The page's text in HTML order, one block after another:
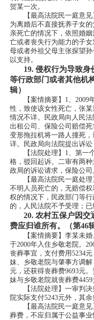
贺某一次。
【最高法院民一庭意见
为离婚后不直接抚养子女
亲死亡的情况下，依照婚
亡或者丧失行为能力的子
母或者外祖父母主张探望
以支持。
19. 侵权行为导致身
等行政部门或者其他机
辑）
【案情摘要】1、2009年
性，致使该女性死亡，张
情况不详。民政局向人民
出租公司、保险公司赔偿
变形拖拉机将一路人撞死
详。民政局向法院提出诉讼
【法院处理】1、第一个
格，驳回起诉。二审有两
政局的诉讼请求，保险公司
【最高法院民一庭处理
不明人员死亡的，无赔偿
权的情况下，民政部门等
的，人民法院不予受理；已
20. 农村五保户因交
费应归谁所有。（第46
【案情摘要】李某未婚
于2000年入住乡敬老院。
丧葬事宜，支付费用5234
妹、乡敬老院与肇事方调
元，还获得丧葬费9693元
妹与乡敬老院就丧葬费4459
【法院处理】一审判决
院实际支付5243元外，其余
【最高法院民一庭意见
葬费，不应归属于公益事